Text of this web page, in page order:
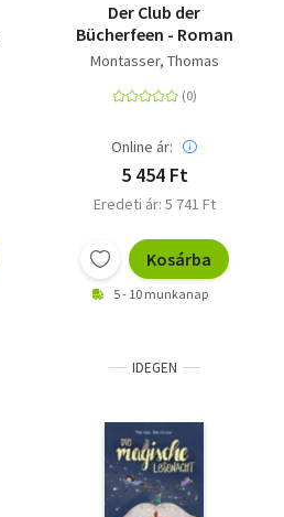
Der Club der
Bücherfeen - Roman
Montasser, Thomas
Online ár:
5 454 Ft
Eredeti ár: 5 741 Ft
Kosárba
5 - 10 munkanap
IDEGEN